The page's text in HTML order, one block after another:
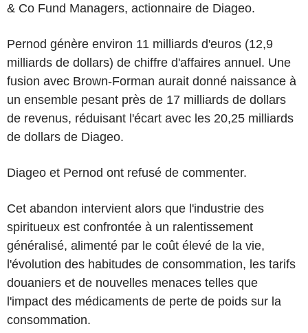
& Co Fund Managers, actionnaire de Diageo.
Pernod génère environ 11 milliards d'euros (12,9
milliards de dollars) de chiffre d'affaires annuel. Une
fusion avec Brown-Forman aurait donné naissance à
un ensemble pesant près de 17 milliards de dollars
de revenus, réduisant l'écart avec les 20,25 milliards
de dollars de Diageo.
Diageo et Pernod ont refusé de commenter.
Cet abandon intervient alors que l'industrie des
spiritueux est confrontée à un ralentissement
généralisé, alimenté par le coût élevé de la vie,
l'évolution des habitudes de consommation, les tarifs
douaniers et de nouvelles menaces telles que
l'impact des médicaments de perte de poids sur la
consommation.